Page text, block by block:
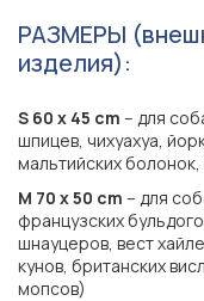
РАЗМЕРЫ
изделия):
S 60 х 45 cm – для
шпицев, чихуахуа,
мальтийских болонок,
M 70 х 50 cm – для
французских
шнауцеров, вест
кунов, британских
мопсов)